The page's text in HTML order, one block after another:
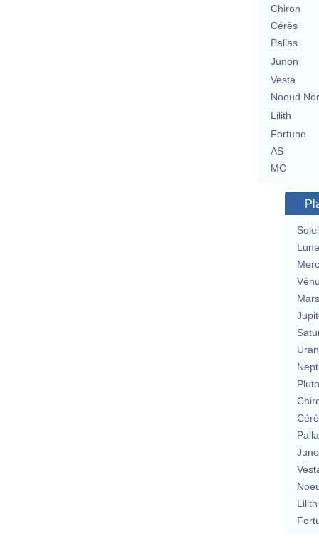
Chiron
Cérès
Pallas
Junon
Vesta
Noeud
Lilith
Fortune
AS
MC
Lune
Mars
Lilith